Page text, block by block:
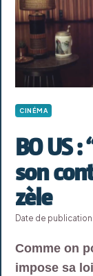
CINÉMA
BO US
son
zèle
Date de
Comme on
impose sa